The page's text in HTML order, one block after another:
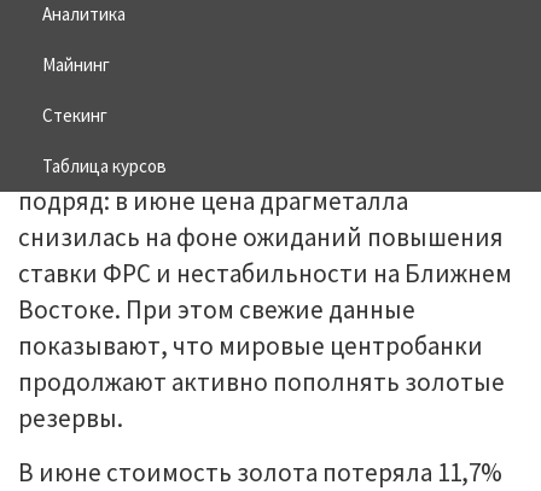
Аналитика
Майнинг
Стекинг
Таблица курсов
Золото дешевеет уже четвертый месяц
подряд: в июне цена драгметалла
снизилась на фоне ожиданий повышения
ставки ФРС и нестабильности на Ближнем
Востоке. При этом свежие данные
показывают, что мировые центробанки
продолжают активно пополнять золотые
резервы.
В июне стоимость золота потеряла 11,7%